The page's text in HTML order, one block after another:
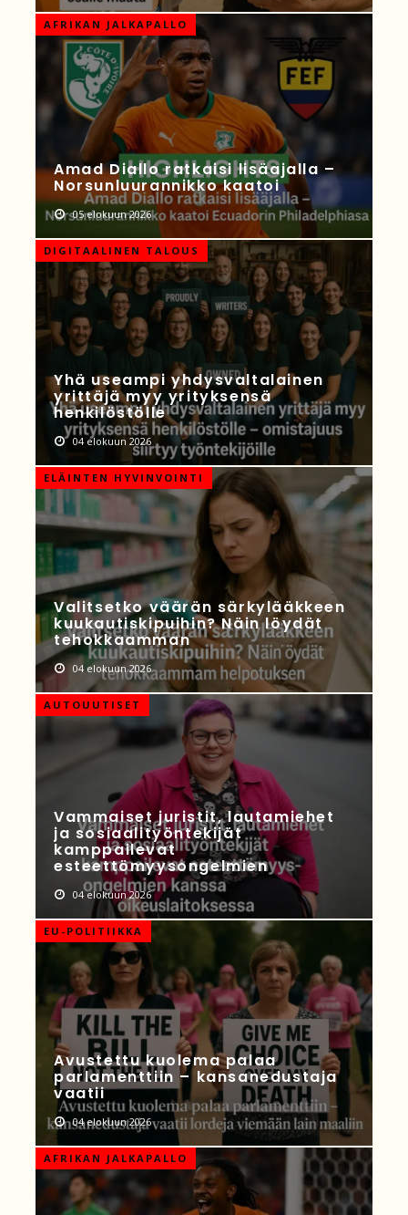
AFRIKAN JALKAPALLO
Amad Diallo ratkaisi lisäajalla –
Norsunluurannikko kaatoi
05 elokuun 2026
DIGITAALINEN TALOUS
Yhä useampi yhdysvaltalainen
yrittäjä myy yrityksensä
henkilöstölle
04 elokuun 2026
ELÄINTEN HYVINVOINTI
Valitsetko väärän särkylääkkeen
kuukautiskipuihin? Näin löydät
tehokkaamman
04 elokuun 2026
AUTOUUTISET
Vammaiset juristit, lautamiehet
ja sosiaalityöntekijät
kamppailevat
esteettömyysongelmien
04 elokuun 2026
EU-POLITIIKKA
Avustettu kuolema palaa
parlamenttiin – kansanedustaja
vaatii
04 elokuun 2026
AFRIKAN JALKAPALLO